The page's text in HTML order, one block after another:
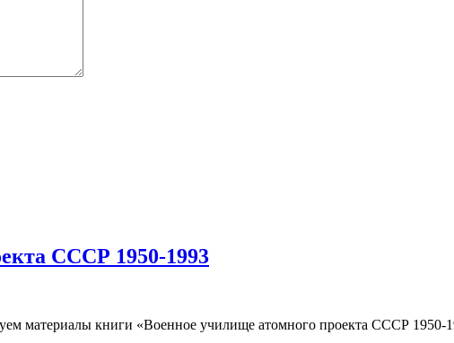
СССР 1950-1993
материалы книги «Военное училище атомного проекта СССР 1950-